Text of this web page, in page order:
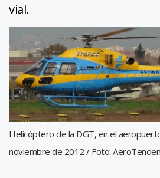
vial.
Helicóptero de la DGT, en el
noviembre de 2012 / Foto: